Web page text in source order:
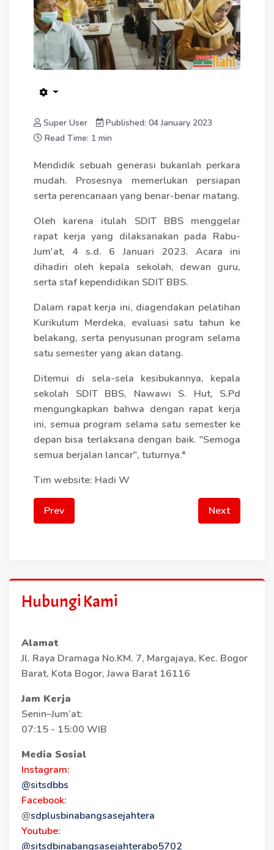
Super User
Published: 04 January 2023
Read Time: 1 min
Mendidik sebuah generasi bukanlah perkara
mudah. Prosesnya memerlukan persiapan
serta perencanaan yang benar-benar matang.
Oleh karena itulah SDIT BBS menggelar
rapat kerja yang dilaksanakan pada Rabu-
Jum'at, 4 s.d. 6 Januari 2023. Acara ini
dihadiri oleh kepala sekolah, dewan guru,
serta staf kependidikan SDIT BBS.
Dalam rapat kerja ini, diagendakan pelatihan
Kurikulum Merdeka, evaluasi satu tahun ke
belakang, serta penyusunan program selama
satu semester yang akan datang.
Ditemui di sela-sela kesibukannya, kepala
sekolah SDIT BBS, Nawawi S. Hut, S.Pd
mengungkapkan bahwa dengan rapat kerja
ini, semua program selama satu semester ke
depan bisa terlaksana dengan baik. "Semoga
semua berjalan lancar", tuturnya.*
Tim website: Hadi W
Prev Next
Hubungi Kami
Alamat
Jl. Raya Dramaga No.KM. 7, Margajaya, Kec. Bogor
Barat, Kota Bogor, Jawa Barat 16116
Jam Kerja
Senin–Jum’at:
07:15 - 15:00 WIB
Media Sosial
Instagram:
@sitsdbbs
Facebook:
@sdplusbinabangsasejahtera
Youtube:
@sitsdbinabangsasejahterabo5702